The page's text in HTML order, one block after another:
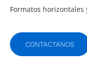
Formatos horizontales
CONTACTANOS